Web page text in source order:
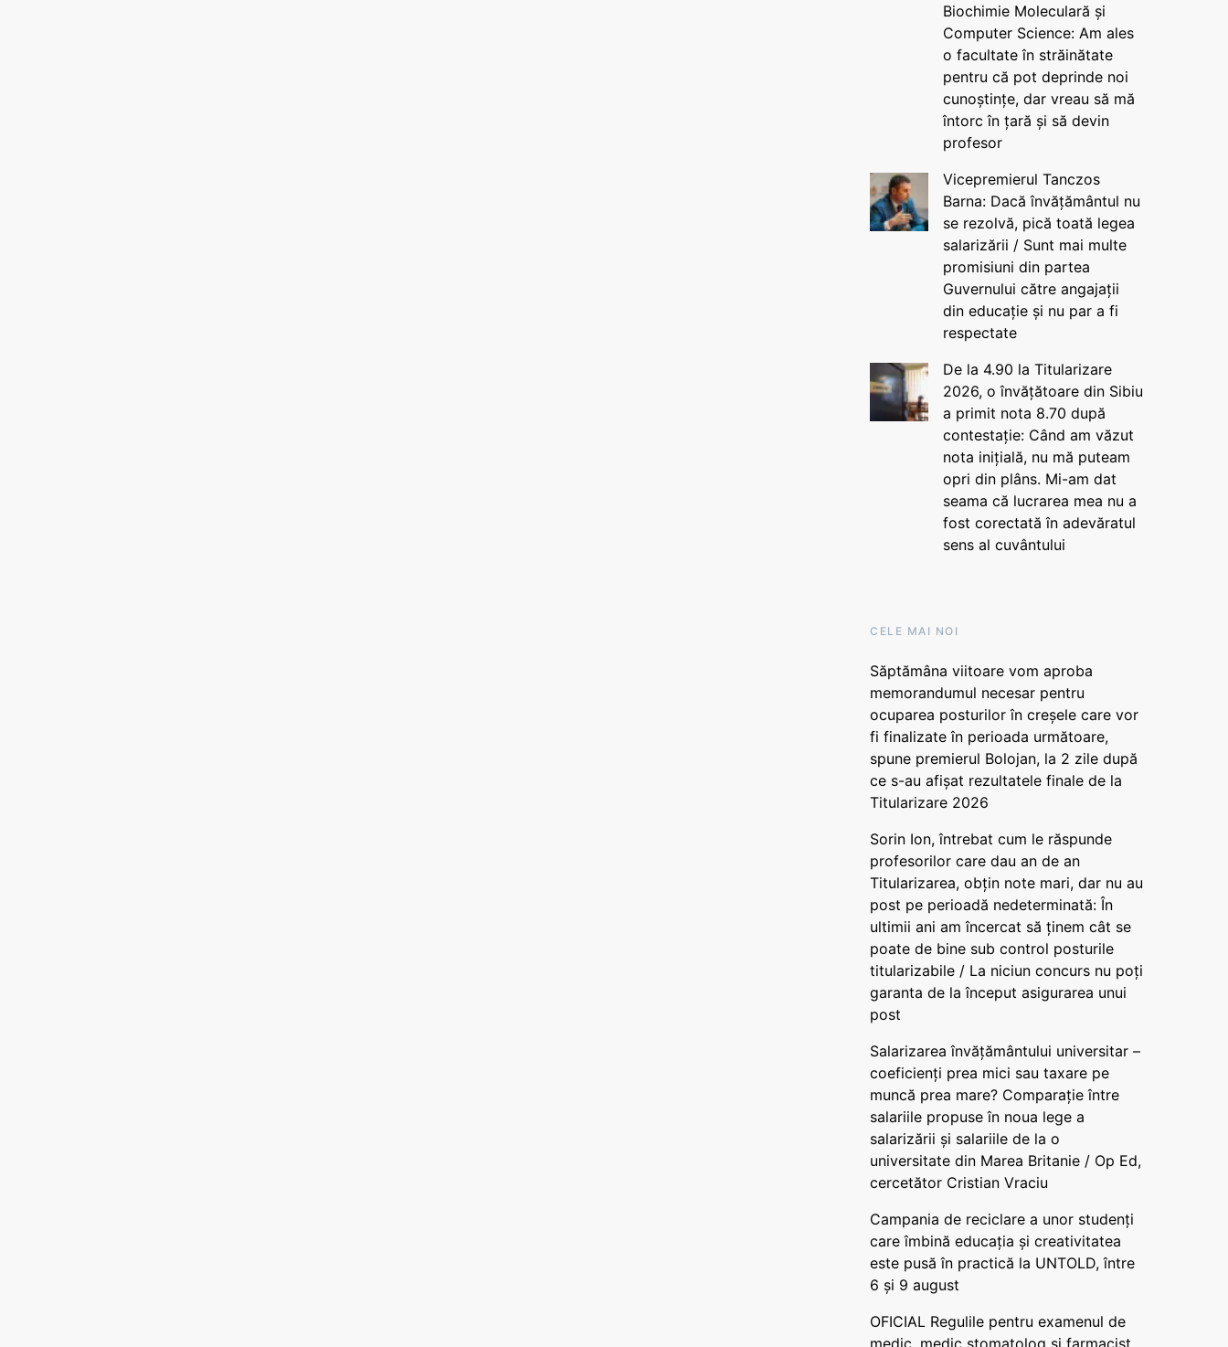
Biochimie Moleculară și
Computer Science: Am ales
o facultate în străinătate
pentru că pot deprinde noi
cunoștințe, dar vreau să mă
întorc în țară și să devin
profesor
Vicepremierul Tanczos
Barna: Dacă învățământul nu
se rezolvă, pică toată legea
salarizării / Sunt mai multe
promisiuni din partea
Guvernului către angajații
din educație și nu par a fi
respectate
De la 4.90 la Titularizare
2026, o învățătoare din Sibiu
a primit nota 8.70 după
contestație: Când am văzut
nota inițială, nu mă puteam
opri din plâns. Mi-am dat
seama că lucrarea mea nu a
fost corectată în adevăratul
sens al cuvântului
CELE MAI NOI
Săptămâna viitoare vom aproba
memorandumul necesar pentru
ocuparea posturilor în creșele care vor
fi finalizate în perioada următoare,
spune premierul Bolojan, la 2 zile după
ce s-au afișat rezultatele finale de la
Titularizare 2026
Sorin Ion, întrebat cum le răspunde
profesorilor care dau an de an
Titularizarea, obțin note mari, dar nu au
post pe perioadă nedeterminată: În
ultimii ani am încercat să ținem cât se
poate de bine sub control posturile
titularizabile / La niciun concurs nu poți
garanta de la început asigurarea unui
post
Salarizarea învățământului universitar –
coeficienți prea mici sau taxare pe
muncă prea mare? Comparație între
salariile propuse în noua lege a
salarizării și salariile de la o
universitate din Marea Britanie / Op Ed,
cercetător Cristian Vraciu
Campania de reciclare a unor studenți
care îmbină educația și creativitatea
este pusă în practică la UNTOLD, între
6 și 9 august
OFICIAL Regulile pentru examenul de
medic, medic stomatolog și farmacist